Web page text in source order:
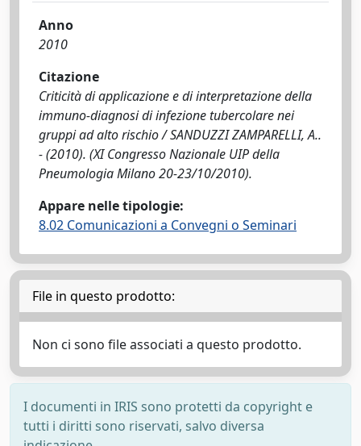
Anno
2010
Citazione
Criticità di applicazione e di interpretazione della
immuno-diagnosi di infezione tubercolare nei
gruppi ad alto rischio / SANDUZZI ZAMPARELLI, A..
- (2010). (XI Congresso Nazionale UIP della
Pneumologia Milano 20-23/10/2010).
Appare nelle tipologie:
8.02 Comunicazioni a Convegni o Seminari
File in questo prodotto:
Non ci sono file associati a questo prodotto.
I documenti in IRIS sono protetti da copyright e
tutti i diritti sono riservati, salvo diversa